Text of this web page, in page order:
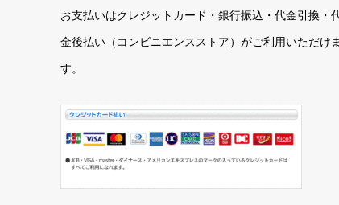
お支払いはクレジットカード・銀行振込・代金引換・
金後払い（コンビニエンスストア）がご利用いただけま
す。